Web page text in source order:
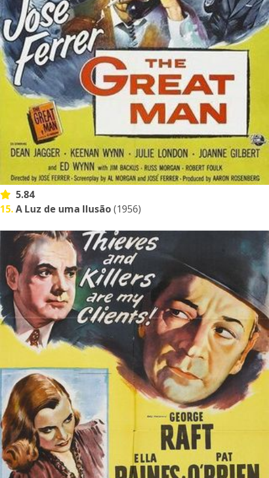
5.84
15.A Luz de uma Ilusão(1956)